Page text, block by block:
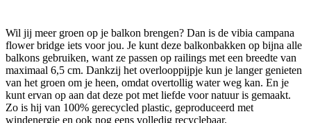
Wil jij meer groen op je balkon brengen? Dan is de vibia campana
flower bridge iets voor jou. Je kunt deze balkonbakken op bijna alle
balkons gebruiken, want ze passen op railings met een breedte van
maximaal 6,5 cm. Dankzij het overlooppijpje kun je langer genieten
van het groen om je heen, omdat overtollig water weg kan. En je
kunt ervan op aan dat deze pot met liefde voor natuur is gemaakt.
Zo is hij van 100% gerecycled plastic, geproduceerd met
windenergie en ook nog eens volledig recyclebaar.